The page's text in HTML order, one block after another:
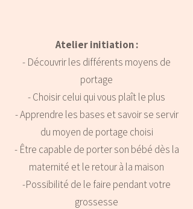
Atelier initiation :
- Découvrir les différents moyens de
portage
- Choisir celui qui vous plaît le plus
- Apprendre les bases et savoir se servir
du moyen de portage choisi
- Être capable de porter son bébé dès la
maternité et le retour à la maison
-Possibilité de le faire pendant votre
grossesse